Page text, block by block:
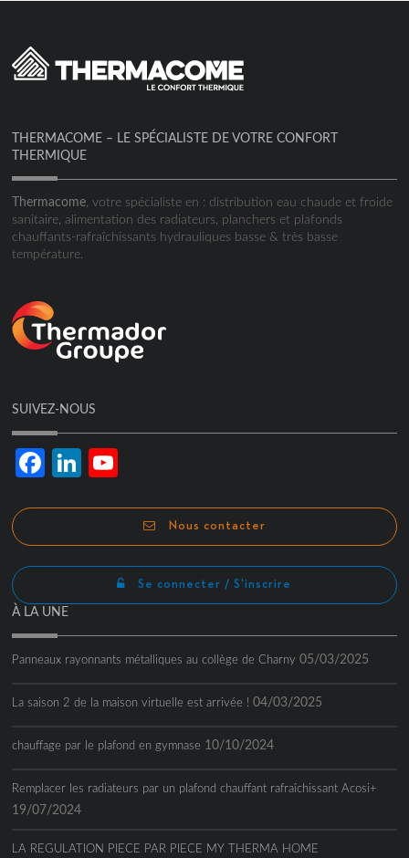
THERMACOME – LE SPÉCIALISTE DE VOTRE CONFORT
THERMIQUE
Thermacome , votre spécialiste en : distribution eau chaude et froide
sanitaire, alimentation des radiateurs, planchers et plafonds
chauffants-rafraîchissants hydrauliques basse & très basse
température.
SUIVEZ-NOUS
FacebookLinkedIn
Nous contacter
Se connecter / S'inscrire
À LA UNE
Panneaux rayonnants métalliques au collège de Charny 05/03/2025
La saison 2 de la maison virtuelle est arrivée ! 04/03/2025
chauffage par le plafond en gymnase 10/10/2024
Remplacer les radiateurs par un plafond chauffant rafraîchissant Acosi+
19/07/2024
LA REGULATION PIECE PAR PIECE MY THERMA HOME